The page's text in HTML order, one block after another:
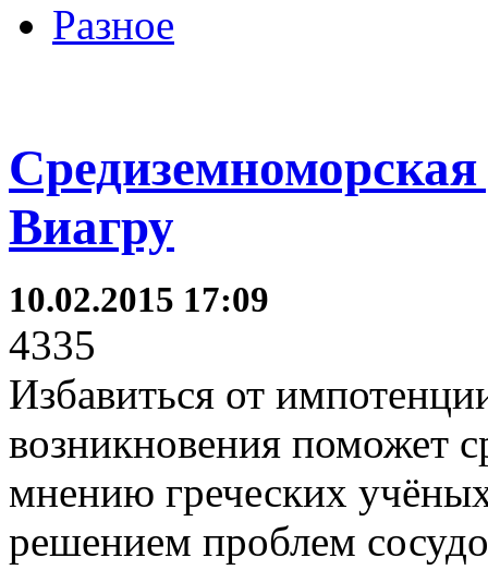
Разное
Виагру
10.02.2015 17:09
4335
Избавиться от
возникновения поможет
мнению греческих
решением проблем